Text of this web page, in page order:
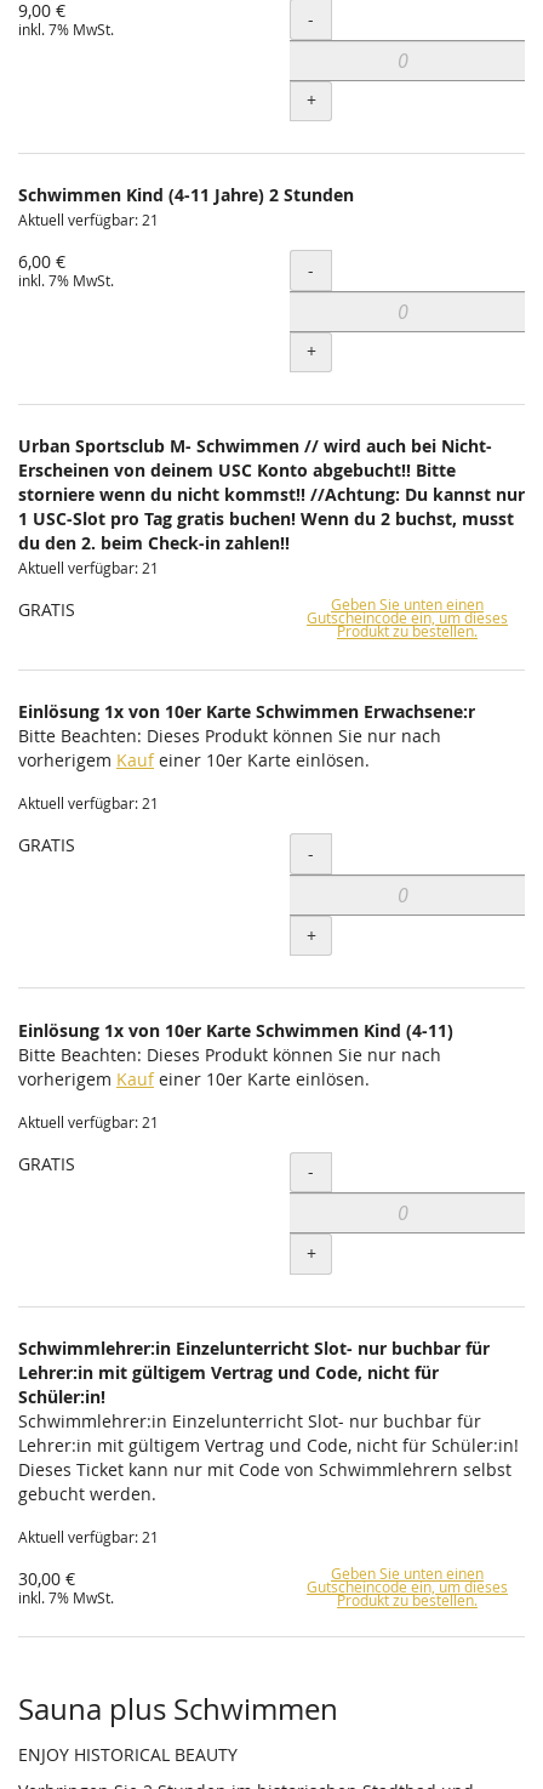
9,00 €
inkl. 7% MwSt. Menge
-
+
Schwimmen Kind (4-11 Jahre) 2 Stunden
Aktuell verfügbar: 21
6,00 €
inkl. 7% MwSt. Menge
-
+
Urban Sportsclub M- Schwimmen // wird auch bei Nicht-
Erscheinen von deinem USC Konto abgebucht!! Bitte
storniere wenn du nicht kommst!! //Achtung: Du kannst nur
1 USC-Slot pro Tag gratis buchen! Wenn du 2 buchst, musst
du den 2. beim Check-in zahlen!!
Aktuell verfügbar: 21
GRATIS Geben Sie unten einen
Gutscheincode ein, um dieses
Produkt zu bestellen.
Einlösung 1x von 10er Karte Schwimmen Erwachsene:r
Bitte Beachten: Dieses Produkt können Sie nur nach
vorherigem Kaufeiner 10er Karte einlösen.
Aktuell verfügbar: 21
GRATIS Menge
-
+
Einlösung 1x von 10er Karte Schwimmen Kind (4-11)
Bitte Beachten: Dieses Produkt können Sie nur nach
vorherigem Kaufeiner 10er Karte einlösen.
Aktuell verfügbar: 21
GRATIS Menge
-
+
Schwimmlehrer:in Einzelunterricht Slot- nur buchbar für
Lehrer:in mit gültigem Vertrag und Code, nicht für
Schüler:in!
Schwimmlehrer:in Einzelunterricht Slot- nur buchbar für
Lehrer:in mit gültigem Vertrag und Code, nicht für Schüler:in!
Dieses Ticket kann nur mit Code von Schwimmlehrern selbst
gebucht werden.
Aktuell verfügbar: 21
30,00 €
inkl. 7% MwSt.
Geben Sie unten einen
Gutscheincode ein, um dieses
Produkt zu bestellen.
Sauna plus Schwimmen
ENJOY HISTORICAL BEAUTY